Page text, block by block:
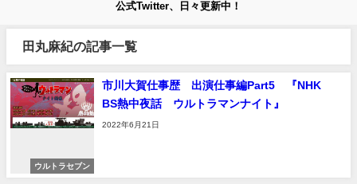
公式Twitter、日々更新中！
田丸麻紀の記事一覧
ウルトラセブン
市川大賀仕事歴 出演仕事編Part5 『NHK
BS熱中夜話 ウルトラマンナイト』
2022年6月21日